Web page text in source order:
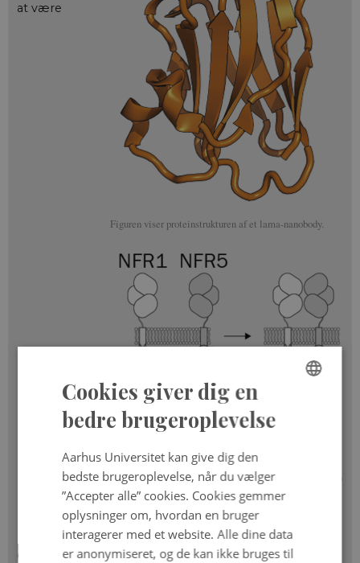
Figuren viser proteinstrukturen af et lama-nanobody.
Forskerne har brugt sådanne nanobodies til at binde de to
receptorer NFR1 og 5 sammen og aktivere dannelse af
at være
bemærkelsesværdige redskaber indenfor bioteknologi
og medicinsk forskning på grund af deres unikke
Cookies giver dig en
bedre brugeroplevelse
Aarhus Universitet kan give dig den
bedste brugeroplevelse, når du vælger
”Accepter alle” cookies. Cookies gemmer
oplysninger om, hvordan en bruger
interagerer med et website. Alle dine data
er anonymiseret, og de kan ikke bruges til